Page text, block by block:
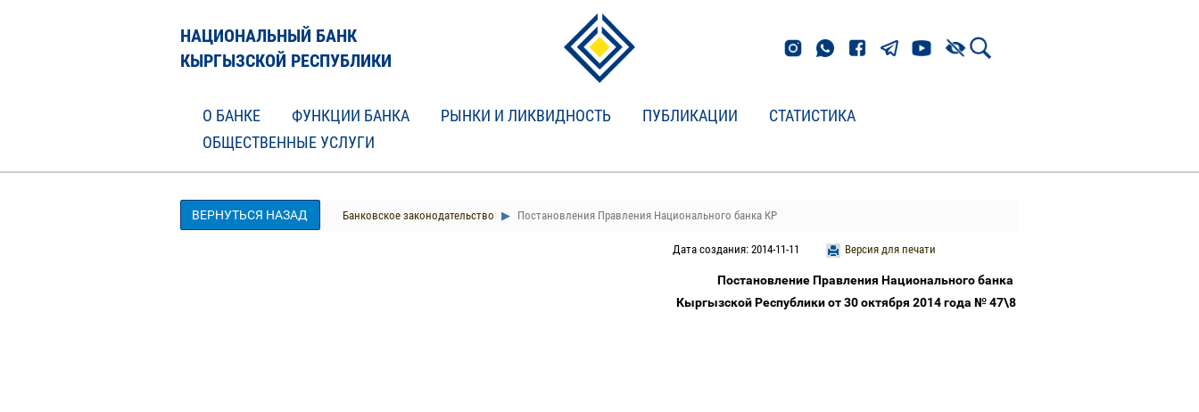
НАЦИОНАЛЬНЫЙ БАНК
КЫРГЫЗСКОЙ РЕСПУБЛИКИ
О БАНКЕ ФУНКЦИИ БАНКА РЫНКИ И ЛИКВИДНОСТЬ ПУБЛИКАЦИИ
СТАТИСТИКА
ОБЩЕСТВЕННЫЕ УСЛУГИ
ВЕРНУТЬСЯ НАЗАД Банковское законодательство Постановления Правления Национального банка КР
Версия для печати
Дата создания: 2014-11-11
Постановление Правления Национального банка
Кыргызской Республики от 30 октября 2014 года № 47\8